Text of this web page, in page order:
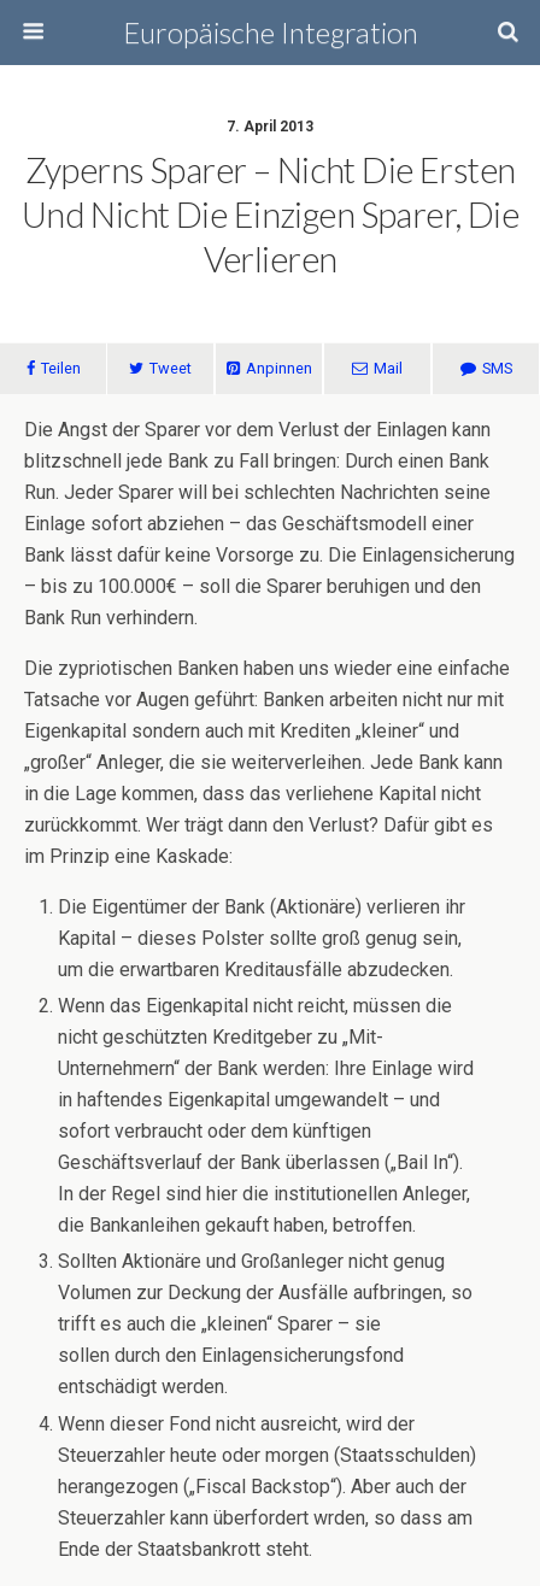
Europäische Integration
7. April 2013
Zyperns Sparer – Nicht Die Ersten
Und Nicht Die Einzigen Sparer, Die
Verlieren
Teilen Tweet Anpinnen Mail SMS
Die Angst der Sparer vor dem Verlust der Einlagen kann
blitzschnell jede Bank zu Fall bringen: Durch einen Bank
Run. Jeder Sparer will bei schlechten Nachrichten seine
Einlage sofort abziehen – das Geschäftsmodell einer
Bank lässt dafür keine Vorsorge zu. Die Einlagensicherung
– bis zu 100.000€ – soll die Sparer beruhigen und den
Bank Run verhindern.
Die zypriotischen Banken haben uns wieder eine einfache
Tatsache vor Augen geführt: Banken arbeiten nicht nur mit
Eigenkapital sondern auch mit Krediten „kleiner“ und
„großer“ Anleger, die sie weiterverleihen. Jede Bank kann
in die Lage kommen, dass das verliehene Kapital nicht
zurückkommt. Wer trägt dann den Verlust? Dafür gibt es
im Prinzip eine Kaskade:
Die Eigentümer der Bank (Aktionäre) verlieren ihr
Kapital – dieses Polster sollte groß genug sein,
um die erwartbaren Kreditausfälle abzudecken.
Wenn das Eigenkapital nicht reicht, müssen die
nicht geschützten Kreditgeber zu „Mit-
Unternehmern“ der Bank werden: Ihre Einlage wird
in haftendes Eigenkapital umgewandelt – und
sofort verbraucht oder dem künftigen
Geschäftsverlauf der Bank überlassen („Bail In“).
In der Regel sind hier die institutionellen Anleger,
die Bankanleihen gekauft haben, betroffen.
Sollten Aktionäre und Großanleger nicht genug
Volumen zur Deckung der Ausfälle aufbringen, so
trifft es auch die „kleinen“ Sparer – sie
sollen durch den Einlagensicherungsfond
entschädigt werden.
Wenn dieser Fond nicht ausreicht, wird der
Steuerzahler heute oder morgen (Staatsschulden)
herangezogen („Fiscal Backstop“). Aber auch der
Steuerzahler kann überfordert wrden, so dass am
Ende der Staatsbankrott steht.